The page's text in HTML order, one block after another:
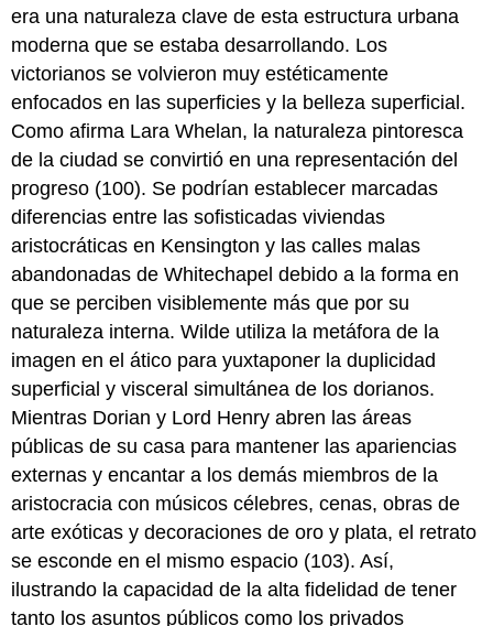
era una naturaleza clave de esta estructura urbana
moderna que se estaba desarrollando. Los
victorianos se volvieron muy estéticamente
enfocados en las superficies y la belleza superficial.
Como afirma Lara Whelan, la naturaleza pintoresca
de la ciudad se convirtió en una representación del
progreso (100). Se podrían establecer marcadas
diferencias entre las sofisticadas viviendas
aristocráticas en Kensington y las calles malas
abandonadas de Whitechapel debido a la forma en
que se perciben visiblemente más que por su
naturaleza interna. Wilde utiliza la metáfora de la
imagen en el ático para yuxtaponer la duplicidad
superficial y visceral simultánea de los dorianos.
Mientras Dorian y Lord Henry abren las áreas
públicas de su casa para mantener las apariencias
externas y encantar a los demás miembros de la
aristocracia con músicos célebres, cenas, obras de
arte exóticas y decoraciones de oro y plata, el retrato
se esconde en el mismo espacio (103). Así,
ilustrando la capacidad de la alta fidelidad de tener
tanto los asuntos públicos como los privados